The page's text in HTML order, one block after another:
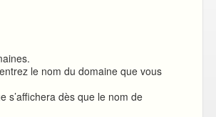
le nom du domaine que vous
s’affichera dès que le nom de